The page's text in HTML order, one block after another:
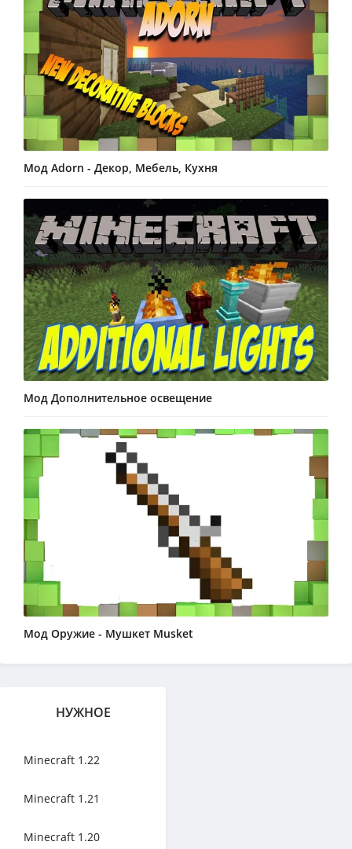
Мод Adorn - Декор, Мебель, Кухня
Мод Дополнительное освещение
Мод Оружие - Мушкет Musket
НУЖНОЕ
Minecraft 1.22
Minecraft 1.21
Minecraft 1.20